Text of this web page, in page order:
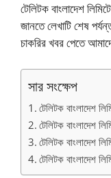
টেলিটক বাংলাদেশ
জানতে লেখাটি শেষ
চাকরির খবর পেতে
সার সংক্ষেপ
টেলিটক বাংলাদেশ
টেলিটক বাংলাদেশ
টেলিটক বাংলাদেশ
টেলিটক বাংলাদেশ